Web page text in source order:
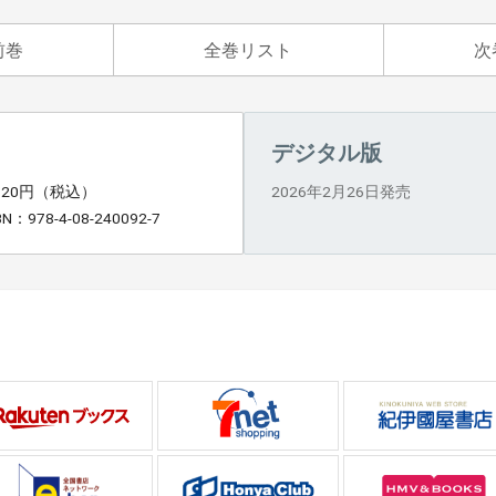
巻 全巻リスト 次
円（税込）
：978-4-08-240092-7
デジタル版
2026年2月26日発売